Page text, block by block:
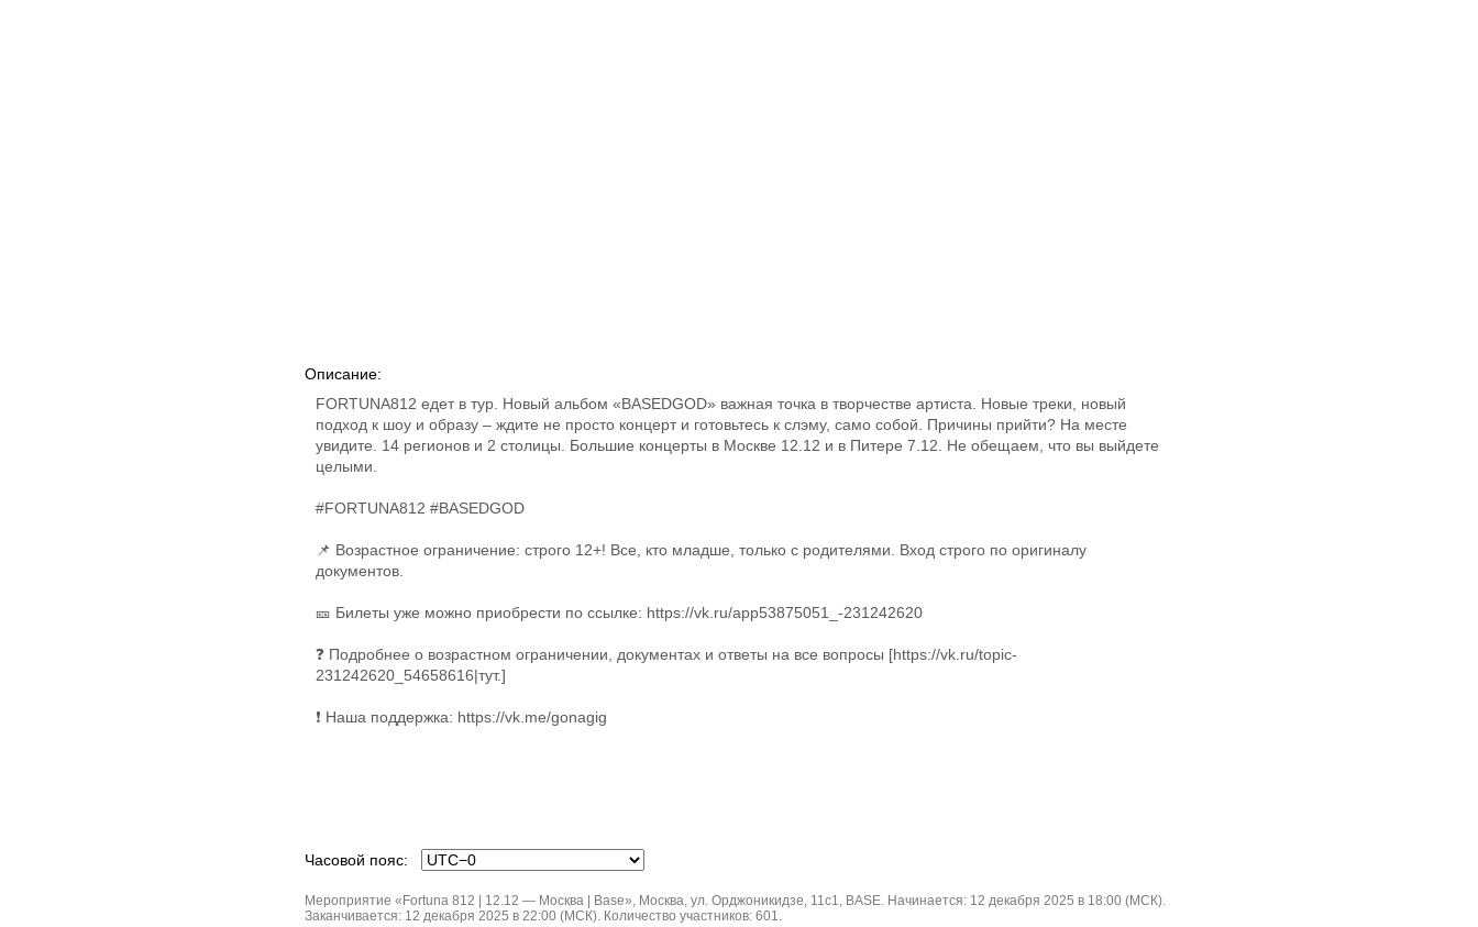
Описание:
FORTUNA812 едет в тур. Новый альбом «BASEDGOD» важная точка в творчестве артиста. Новые треки, новый
подход к шоу и образу – ждите не просто концерт и готовьтесь к слэму, само собой. Причины прийти? На месте
увидите. 14 регионов и 2 столицы. Большие концерты в Москве 12.12 и в Питере 7.12. Не обещаем, что вы выйдете
целыми.
#FORTUNA812 #BASEDGOD
📌 Возрастное ограничение: строго 12+! Все, кто младше, только с родителями. Вход строго по оригиналу
документов.
🎫 Билеты уже можно приобрести по ссылке: https://vk.ru/app53875051_-231242620
❓ Подробнее о возрастном ограничении, документах и ответы на все вопросы [https://vk.ru/topic-
231242620_54658616|тут.]
❗ Наша поддержка: https://vk.me/gonagig
Часовой пояс:
Мероприятие «Fortuna 812 | 12.12 — Москва | Base», Москва, ул. Орджоникидзе, 11с1, BASE. Начинается: 12 декабря 2025 в 18:00 (МСК).
Заканчивается: 12 декабря 2025 в 22:00 (МСК). Количество участников: 601.